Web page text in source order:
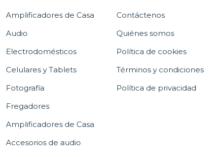
Amplificadores de Casa
Audio
Electrodomésticos
Celulares y Tablets
Fotografía
Fregadores
Amplificadores de Casa
Accesorios de audio
Contáctenos
Quiénes somos
Política de cookies
Términos y condiciones
Política de privacidad